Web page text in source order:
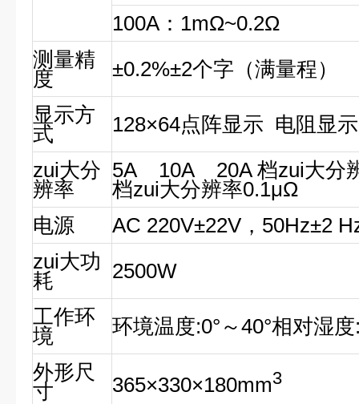
100A：1mΩ~0.2Ω
测量精
度
±0.2%±2个字（满量程）
显示方
式
128×64点阵显示 电阻显
zui大分
辨率
5A 10A 20A 档zui大分
档zui大分辨率0.1μΩ
电源
AC 220V±22V，50Hz±2
zui大功
耗
2500W
工作环
境
环境温度:0°～40°相对湿
外形尺
寸
365×330×180mm3